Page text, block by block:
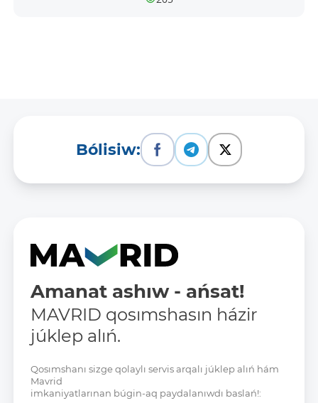
Bólisiw:
Amanat ashıw - ańsat!
MAVRID qosımshasın házir
júklep alıń.
Qosımshanı sizge qolaylı servis arqalı júklep alıń hám
Mavrid
imkaniyatlarınan búgin-aq paydalanıwdı baslań!: